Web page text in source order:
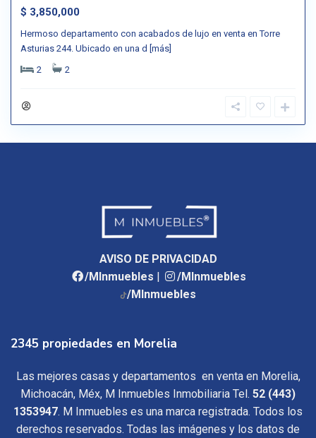
$ 3,850,000
Hermoso departamento con acabados de lujo en venta en Torre
Asturias 244. Ubicado en una d [más]
2
2
AVISO DE PRIVACIDAD
/MInmuebles
/MInmuebles
/MInmuebles
2345 propiedades en Morelia
Las mejores casas y departamentos en venta en Morelia,
Michoacán, Méx, M Inmuebles Inmobiliaria Tel. 52 (443)
1353947. M Inmuebles es una marca registrada. Todos los
derechos reservados. Todas las imágenes y los datos de